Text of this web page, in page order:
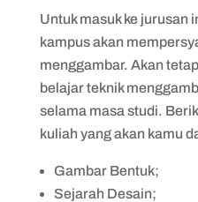
Untuk masuk ke jurusan
kampus akan
menggambar. Akan
belajar teknik
selama masa studi.
kuliah yang akan kamu
Gambar Bentuk;
Sejarah Desain;